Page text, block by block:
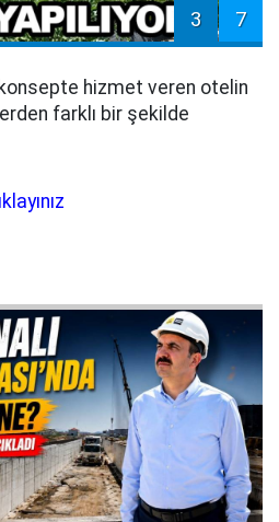
3 7
hizmet veren otelin
farklı bir şekilde